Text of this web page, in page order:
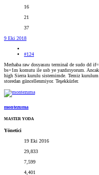
16
21
37
9 Eki 2018
#124
Merhaba raw dosyasını terminal de sudo dd
bs=1m komutu ile usb ye yazdırıyorum.
high Sierra kurulu sistemimde. Temiz
storedan güncellenmiyor. Teşekkürler.
montezuma
MASTER YODA
Yönetici
19 Eki 2016
29,833
7,599
4,401